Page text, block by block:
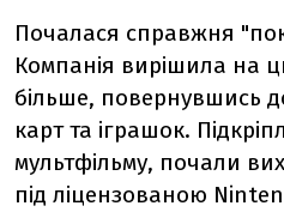
Почалася справжня
Компанія вирішила на
більше, повернувшись
карт та іграшок.
мультфільму, почали
під ліцензованою